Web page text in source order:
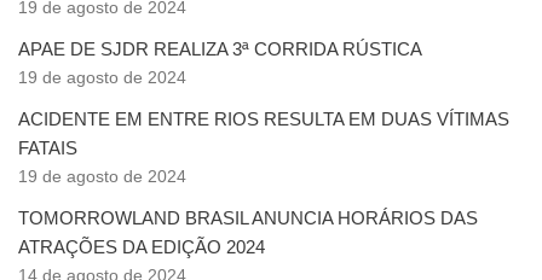
19 de agosto de 2024
APAE DE SJDR REALIZA 3ª CORRIDA RÚSTICA
19 de agosto de 2024
ACIDENTE EM ENTRE RIOS RESULTA EM DUAS VÍTIMAS
FATAIS
19 de agosto de 2024
TOMORROWLAND BRASIL ANUNCIA HORÁRIOS DAS
ATRAÇÕES DA EDIÇÃO 2024
14 de agosto de 2024